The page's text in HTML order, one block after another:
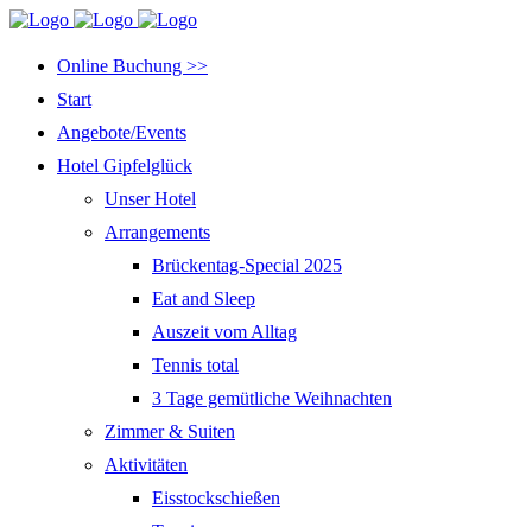
Online Buchung >>
Start
Angebote/Events
Hotel Gipfelglück
Unser Hotel
Arrangements
Brückentag-Special 2025
Eat and Sleep
Auszeit vom Alltag
Tennis total
3 Tage gemütliche Weihnachten
Zimmer & Suiten
Aktivitäten
Eisstockschießen